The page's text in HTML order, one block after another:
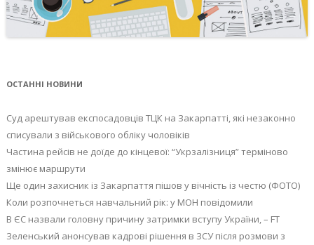
ОСТАННІ НОВИНИ
Суд арештував експосадовців ТЦК на Закарпатті, які незаконно
списували з військового обліку чоловіків
Частина рейсів не доїде до кінцевої: “Укрзалізниця” терміново
змінює маршрути
Ще один захисник із Закарпаття пішов у вічність із честю (ФОТО)
Коли розпочнеться навчальний рік: у МОН повідомили
В ЄС назвали головну причину затримки вступу України, – FT
Зеленський анонсував кадрові рішення в ЗСУ після розмови з